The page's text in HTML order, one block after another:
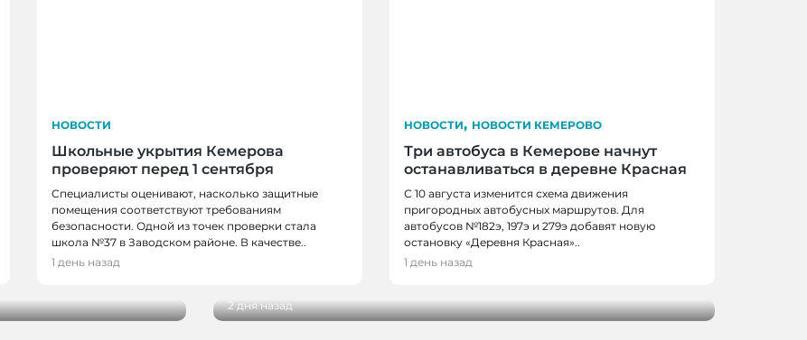
НОВОСТИ
Школьные укрытия Кемерова
проверяют перед 1 сентября
Специалисты оценивают, насколько защитные
помещения соответствуют требованиям
безопасности. Одной из точек проверки стала
школа №37 в Заводском районе. В качестве..
1 день назад
НОВОСТИ, НОВОСТИ КЕМЕРОВО
Три автобуса в Кемерове начнут
останавливаться в деревне Красная
С 10 августа изменится схема движения
пригородных автобусных маршрутов. Для
автобусов №182э, 197э и 279э добавят новую
остановку «Деревня Красная»..
1 день назад
спортсменов и
НОВОСТИ, НОВОСТИ КЕМЕРОВО
В Кемерове более 280 школьников получили помощь перед
2 дня назад